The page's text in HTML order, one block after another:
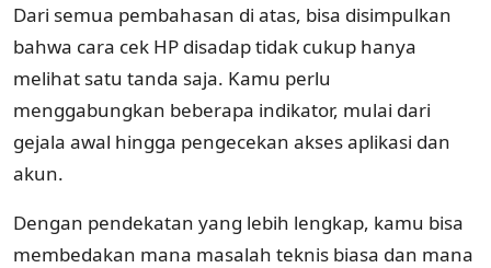
Dari semua pembahasan di atas, bisa disimpulkan
bahwa cara cek HP disadap tidak cukup hanya
melihat satu tanda saja. Kamu perlu
menggabungkan beberapa indikator, mulai dari
gejala awal hingga pengecekan akses aplikasi dan
akun.
Dengan pendekatan yang lebih lengkap, kamu bisa
membedakan mana masalah teknis biasa dan mana